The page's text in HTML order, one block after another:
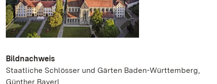
Bildnachweis
Staatliche Schlösser und Gärten Baden-Württemberg,
Günther Bayerl